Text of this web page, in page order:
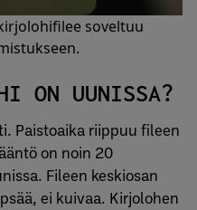
soveltuu
ON UUNISSA?
Paistoaika riippuu fileen
on noin 20
Fileen keskiosan
ei kuivaa. Kirjolohen